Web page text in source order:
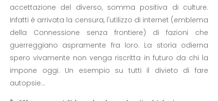
accettazione del diverso, somma positiva di culture.
Infatti è arrivata la censura, l'utilizzo di internet (emblema
della Connessione senza frontiere) di fazioni che
guerreggiano aspramente fra loro. La storia odierna
spero vivamente non venga riscritta in futuro da chi la
impone oggi. Un esempio su tutti il divieto di fare
autopsie...